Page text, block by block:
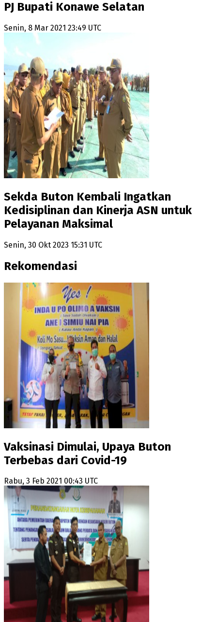
PJ Bupati Konawe Selatan
Senin, 8 Mar 2021 23:49 UTC
Sekda Buton Kembali Ingatkan
Kedisiplinan dan Kinerja ASN untuk
Pelayanan Maksimal
Senin, 30 Okt 2023 15:31 UTC
Rekomendasi
Vaksinasi Dimulai, Upaya Buton
Terbebas dari Covid-19
Rabu, 3 Feb 2021 00:43 UTC